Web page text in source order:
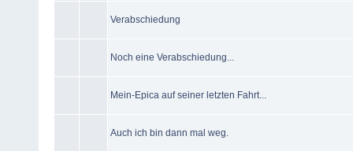
Verabschiedung
Noch eine Verabschiedung...
Mein-Epica auf seiner letzten Fahrt...
Auch ich bin dann mal weg.